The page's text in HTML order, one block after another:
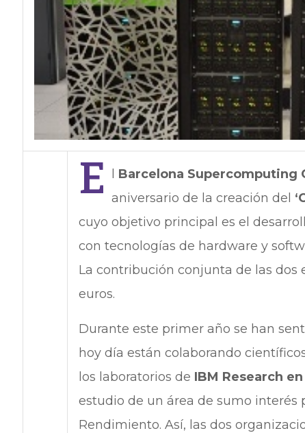
E Barcelona Supercomputing
aniversario de la creación del
cuyo objetivo principal es el
con tecnologías de hardware y
La contribución conjunta de las dos
euros.
Durante este primer año se han
hoy día están colaborando
los laboratorios de IBM Research
estudio de un área de sumo interés
Rendimiento. Así, las dos